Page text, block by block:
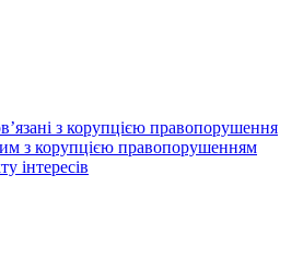
з корупцією правопорушення
з корупцією правопорушенням
інтересів